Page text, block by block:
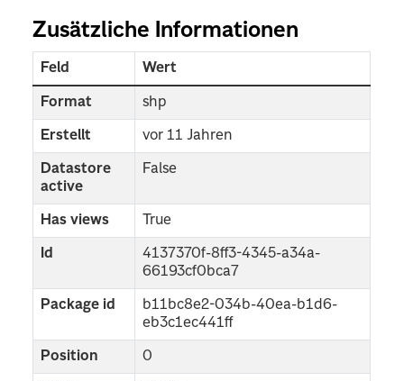
Zusätzliche Informationen
Feld Wert
Format shp
Erstellt vor 11 Jahren
Datastore
active
False
Has views True
Id
4137370f-8ff3-4345-a34a-
66193cf0bca7
Package id
b11bc8e2-034b-40ea-b1d6-
eb3c1ec441ff
Position 0